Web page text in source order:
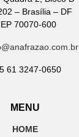
– Brasília – DF
70070-600
61 3247-0650
MENU
HOME